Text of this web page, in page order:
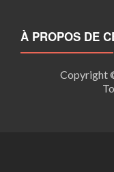
À PROPOS DE
Copyright